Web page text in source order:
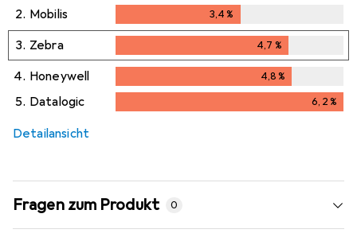
0,8%
2. Mobilis 3,4%
3. Zebra 4,7 %
4. Honeywell 4,8%
5. Datalogic 6,2%
Detailansicht
Fragen zum Produkt 0